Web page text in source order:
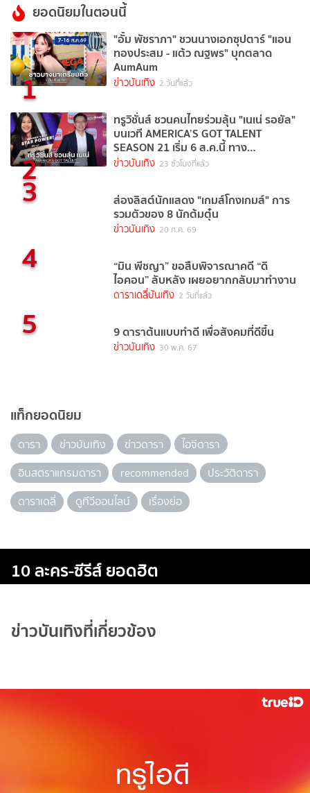
ยอดนิยมในตอนนี้
1
"อั้ม พัชราภา" ชวนนางเอกซุปตาร์ "แอน
ทองประสม - แต้ว ณฐพร" บุกตลาด
AumAum
ข่าวบันเทิง 2 วันที่แล้ว
2
ทรูวิชั่นส์ ชวนคนไทยร่วมลุ้น "เนเน่ รอยัล"
บนเวที AMERICA’S GOT TALENT
SEASON 21 เริ่ม 6 ส.ค.นี้ ทาง
TrueVisions NOW
ข่าวบันเทิง 23 ชั่วโมงที่แล้ว
3 ส่องลิสต์นักแสดง "เกมส์โกงเกมส์" การ
รวมตัวของ 8 นักต้มตุ๋น
ข่าวบันเทิง 20 ก.ค. 69
4 “มิน พีชญา” ขอสืบพิจารณาคดี “ดิ
ไอคอน” ลับหลัง เผยอยากกลับมาทำงาน
ดาราเดลี่บันเทิง 2 วันที่แล้ว
5 9 ดาราต้นแบบทำดี เพื่อสังคมที่ดีขึ้น
ข่าวบันเทิง 30 พ.ค. 67
แท็กยอดนิยม
ดารา ข่าวบันเทิง ข่าวดารา
ไอจีดารา
อินสตราแกรมดารา
recommended
ประวัติดารา
ดาราเดลี่
ดูทีวีออนไลน์ เรื่องย่อ
10 ละคร-ซีรีส์ ยอดฮิต
ข่าวบันเทิงที่เกี่ยวข้อง